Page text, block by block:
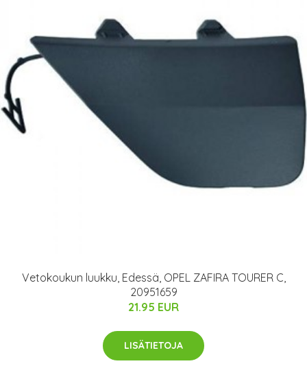
Vetokoukun luukku, Edessä, OPEL ZAFIRA TOURER C,
20951659
21.95 EUR
LISÄTIETOJA